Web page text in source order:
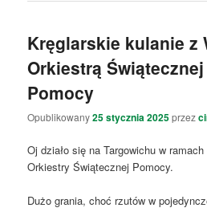
Kręglarskie kulanie z
Orkiestrą Świątecznej
Pomocy
Opublikowany25 stycznia 2025przez
Oj działo się na Targowichu w
Orkiestry Świątecznej Pomocy.
Dużo grania, choć rzutów w